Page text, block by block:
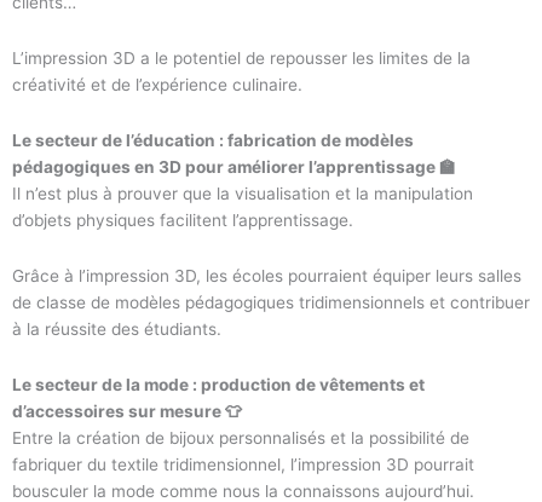
L’impression 3D a le potentiel de repousser les limites de la
créativité et de l’expérience culinaire.
Le secteur de l’éducation : fabrication de modèles
pédagogiques en 3D pour améliorer l’apprentissage 🏫
Il n’est plus à prouver que la visualisation et la manipulation
d’objets physiques facilitent l’apprentissage.
Grâce à l’impression 3D, les écoles pourraient équiper leurs salles
de classe de modèles pédagogiques tridimensionnels et contribuer
à la réussite des étudiants.
Le secteur de la mode : production de vêtements et
d’accessoires sur mesure 👕
Entre la création de bijoux personnalisés et la possibilité de
fabriquer du textile tridimensionnel, l’impression 3D pourrait
bousculer la mode comme nous la connaissons aujourd’hui.